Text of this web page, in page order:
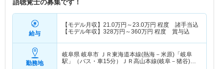
語聴覚士の募集です！
給与
【モデル月収】 21.0万円～23.0万円 程度 諸手当込
【モデル年収】 328万円～360万円 程度 賞与込
勤務地
岐阜県 岐阜市 ＪＲ東海道本線(熱海－米原)「岐阜
駅」（バス・車15分）ＪＲ高山本線(岐阜－猪谷)